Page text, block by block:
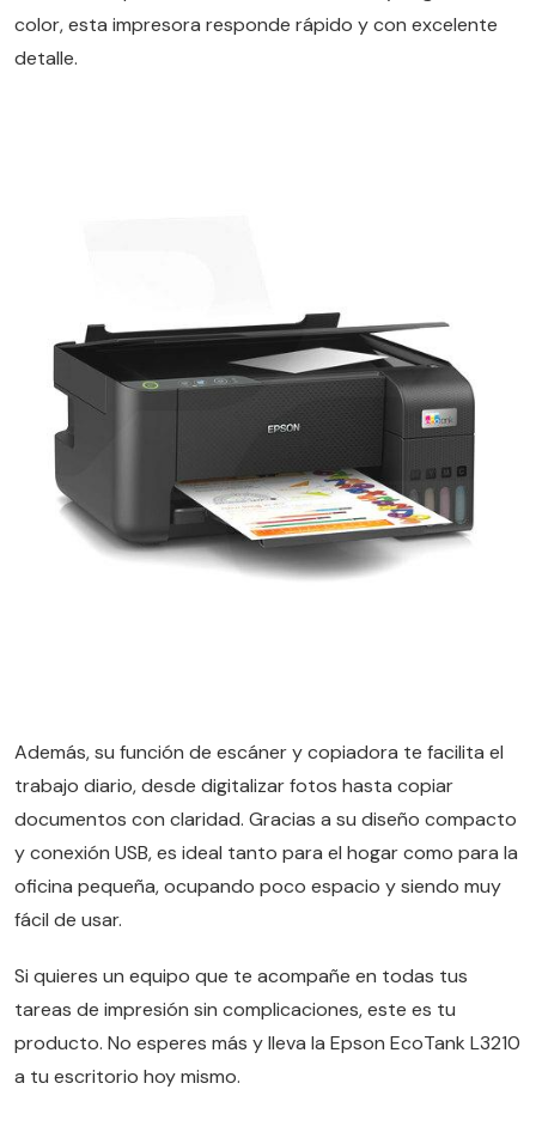
color, esta impresora responde rápido y con excelente
detalle.
Además, su función de escáner y copiadora te facilita el
trabajo diario, desde digitalizar fotos hasta copiar
documentos con claridad. Gracias a su diseño compacto
y conexión USB, es ideal tanto para el hogar como para la
oficina pequeña, ocupando poco espacio y siendo muy
fácil de usar.
Si quieres un equipo que te acompañe en todas tus
tareas de impresión sin complicaciones, este es tu
producto. No esperes más y lleva la Epson EcoTank L3210
a tu escritorio hoy mismo.